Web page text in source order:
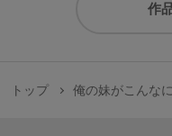
作
トップ 俺の妹がこんな